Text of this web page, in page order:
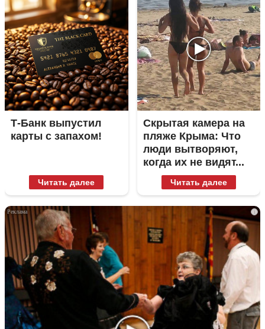
Т-Банк выпустил
карты с запахом!
Читать далее
Скрытая камера на
пляже Крыма: Что
люди вытворяют,
когда их не видят...
Читать далее
i